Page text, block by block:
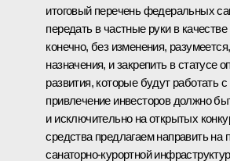
итоговый перечень федеральных
передать в частные руки в
конечно, без изменения,
назначения, и закрепить в статусе
развития, которые будут работать
привлечение инвесторов должно
и исключительно на открытых
средства предлагаем направить на
санаторно-курортной